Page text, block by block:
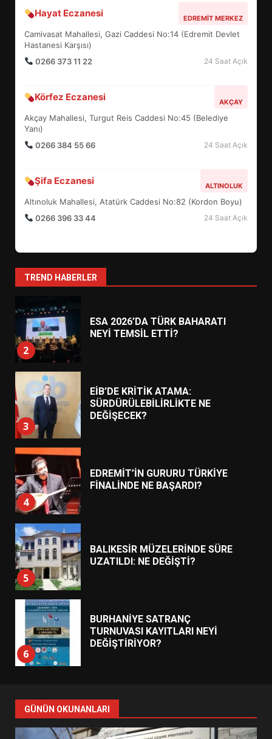
Hayat Eczanesi EDREMIT MERKEZ
Camivasat Mahallesi, Gazi Caddesi No:14 (Edremit Devlet
Hastanesi Karşısı)
0266 373 11 22
24 Saat Açık
Körfez Eczanesi AKÇAY
Akçay Mahallesi, Turgut Reis Caddesi No:45 (Belediye
Yanı)
0266 384 55 66
24 Saat Açık
Şifa Eczanesi ALTINOLUK
Altınoluk Mahallesi, Atatürk Caddesi No:82 (Kordon Boyu)
0266 396 33 44
24 Saat Açık
TREND HABERLER
5
BALIKESİR MÜZELERİNDE SÜRE
UZATILDI: NE DEĞİŞTİ?
6
TURNUVASI KAYITLARI NEYİ
7
YENİ YÖNETİM NASIL
ŞEKİLLENDİ?
1
HAREKETE GEÇİYOR: GÖZLER
2
ESA 2026’DA TÜRK BAHARATI
NEYİ TEMSİL ETTİ?
3
EİB’DE KRİTİK ATAMA:
SÜRDÜRÜLEBİLİRLİKTE NE
DEĞİŞECEK?
4
EDREMİT’İN GURURU TÜRKİYE
FİNALİNDE NE BAŞARDI?
5
BALIKESİR MÜZELERİNDE SÜRE
UZATILDI: NE DEĞİŞTİ?
6
BURHANİYE SATRANÇ
TURNUVASI KAYITLARI NEYİ
DEĞİŞTİRİYOR?
7
YENİ YÖNETİM NASIL
ŞEKİLLENDİ?
GÜNÜN OKUNANLARI